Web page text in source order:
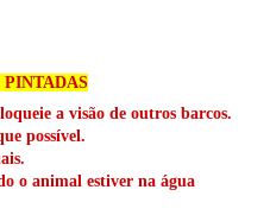
PINTADAS
a visão de outros barcos.
possível.
o animal estiver na água